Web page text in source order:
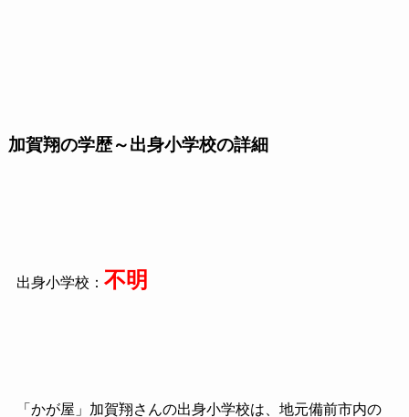
加賀翔の学歴～出身小学校の詳細
出身小学校： 不明
「かが屋」加賀翔さんの出身小学校は、地元備前市内の